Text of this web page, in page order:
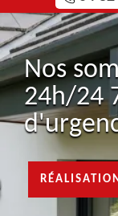
Nos
24h/24